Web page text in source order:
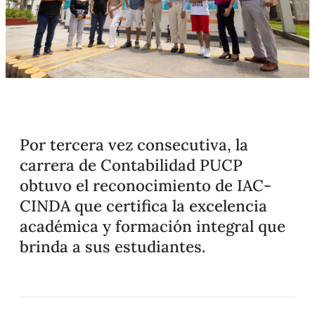
Por tercera vez consecutiva, la
carrera de Contabilidad PUCP
obtuvo el reconocimiento de IAC-
CINDA que certifica la excelencia
académica y formación integral que
brinda a sus estudiantes.